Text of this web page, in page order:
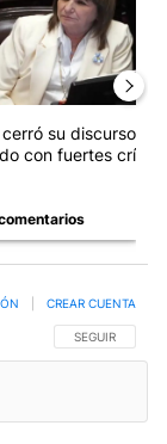
su discurso en
con fuertes crí...
SIGA ESTA
SEGUIR
CREAR CUENTA